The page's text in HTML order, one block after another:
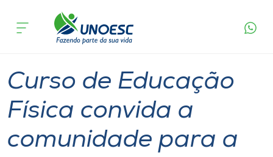
Cursos
Pesquisa
Atendimento ao Estudante
acontece
Lazer
Curso de Educação
Física convida a
comunidade para a